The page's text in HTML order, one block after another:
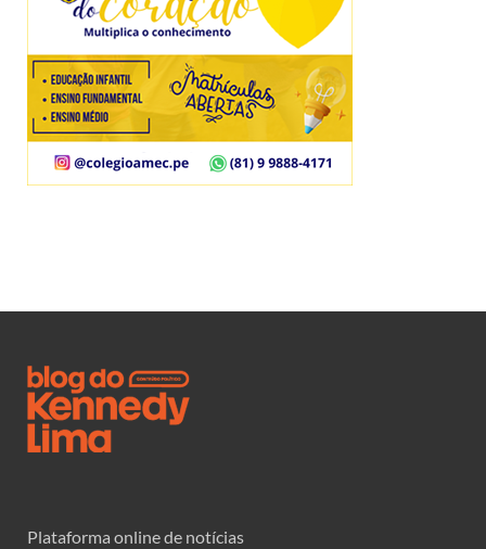
Plataforma online de notícias